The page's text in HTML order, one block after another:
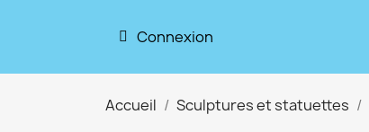
Connexion
Accueil Sculptures et statuettes